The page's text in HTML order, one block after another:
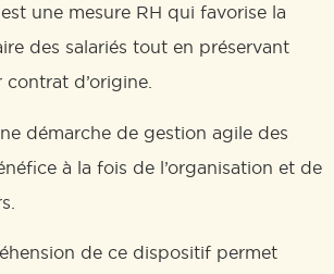
une mesure RH qui favorise la
des salariés tout en préservant
d’origine.
démarche de gestion agile des
à la fois de l’organisation et de
de ce dispositif permet